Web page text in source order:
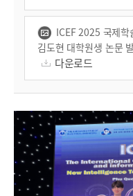
ICEF 2025 국제
김도현 대학원생 논문
다운로드